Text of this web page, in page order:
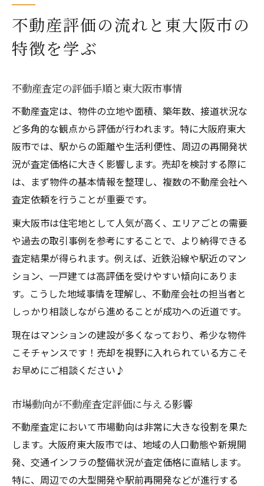
不動産評価の流れと東大阪市の
特徴を学ぶ
不動産査定の評価手順と東大阪市事情
不動産査定は、物件の立地や面積、築年数、接道状況な
ど多角的な観点から評価が行われます。特に大阪府東大
阪市では、駅からの距離や生活利便性、周辺の再開発状
況が査定価格に大きく影響します。売却を検討する際に
は、まず物件の基本情報を整理し、複数の不動産会社へ
査定依頼を行うことが重要です。
東大阪市は住宅地として人気が高く、エリアごとの需要
や過去の取引事例を参考にすることで、より納得できる
査定結果が得られます。例えば、近鉄沿線や駅近のマン
ション、一戸建ては高評価を受けやすい傾向にありま
す。こうした地域事情を理解し、不動産会社の担当者と
しっかり相談しながら進めることが成功への近道です。
現在はマンションの建設が多くなっており、希少な物件
こそチャンスです！売却を視野に入れられている方こそ
お早めにご相談ください♪
市場動向が不動産査定評価に与える影響
不動産査定において市場動向は非常に大きな役割を果た
します。大阪府東大阪市では、地域の人口動態や新規開
発、交通インフラの整備状況が査定価格に直結します。
特に、周辺での大型開発や駅前再開発などが進行する